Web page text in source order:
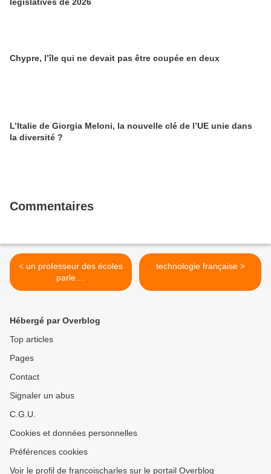
Chypre, l’île qui ne devait pas être coupée en deux
L’Italie de Giorgia Meloni, la nouvelle clé de l’UE unie dans
la diversité ?
Commentaires
< un professeur des écoles
parle....
technologie française >
Hébergé par Overblog
Top articles
Pages
Contact
Signaler un abus
C.G.U.
Cookies et données personnelles
Préférences cookies
Voir le profil de francoischarles sur le portail Overblog